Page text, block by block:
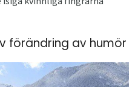
förändring av humör